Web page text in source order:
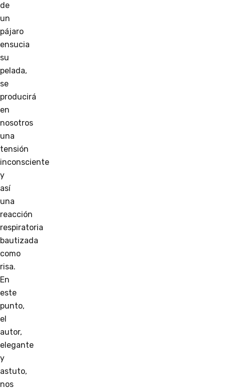
de
un
pájaro
ensucia
su
pelada,
se
producirá
en
nosotros
una
tensión
inconsciente
y
así
una
reacción
respiratoria
bautizada
como
risa.
En
este
punto,
el
autor,
elegante
y
astuto,
nos